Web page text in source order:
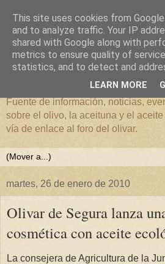
El mundo del
Fuente de información, noticias,
sobre el olivo, la aceituna y el
vía de enlace al foro del olivar.
martes, 26 de enero de 2010
Olivar de Segura lanza
cosmética con aceite
La consejera de Agricultura de la
This site uses cookies from
and to analyze traffic. Your IP
shared with Google along with
metrics to ensure quality of
statistics, and to detect and
LEARN MORE